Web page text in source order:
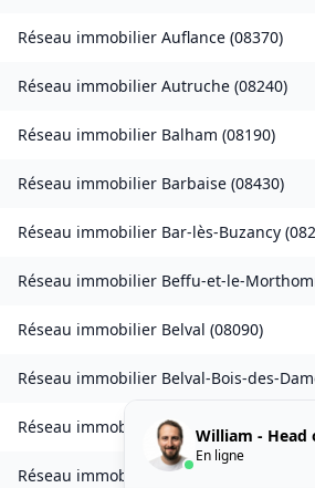
Réseau immobilier Auflance (08370)
Réseau immobilier Autruche (08240)
Réseau immobilier Balham (08190)
Réseau immobilier Barbaise (08430)
Réseau immobilier Bar-lès-Buzancy (
Réseau immobilier Beffu-et-le-
Réseau immobilier Belval (08090)
Réseau immobilier Belval-Bois-des-
Réseau immobilierBourcq(08400 )
Réseau immobilier Bogny-sur-Meuse
William -
En ligne